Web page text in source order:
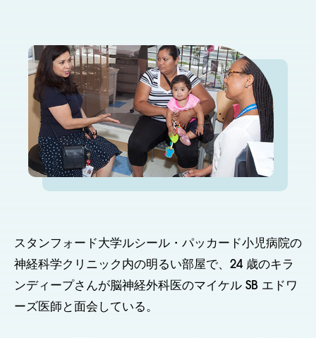
スタンフォード大学ルシール・パッカード小児病院の
神経科学クリニック内の明るい部屋で、24 歳のキラ
ンディープさんが脳神経外科医のマイケル SB エドワ
ーズ医師と面会している。